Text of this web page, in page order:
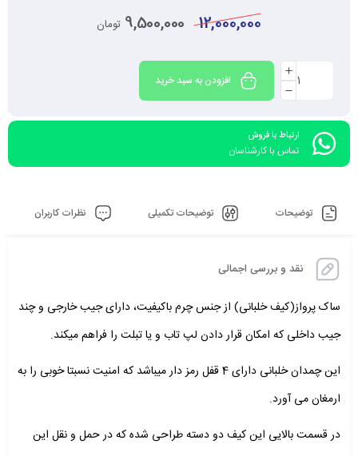
12,000,000
9,500,000 تومان
افزودن به سبد خرید
ارتباط با فروش
تماس با کارشناسان
توضیحات توضیحات تکمیلی نظرات کاربران
نقد و بررسی اجمالی
ساک پرواز(کیف خلبانی) از جنس چرم باکیفیت، دارای جیب خارجی و چند
جیب داخلی که امکان قرار دادن لپ تاب و یا تبلت را فراهم میکند.
این چمدان خلبانی دارای 4 قفل رمز دار میباشد که امنیت نسبتا خوبی را به
ارمغان می آورد.
در قسمت بالایی این کیف دو دسته طراحی شده که در حمل و نقل این